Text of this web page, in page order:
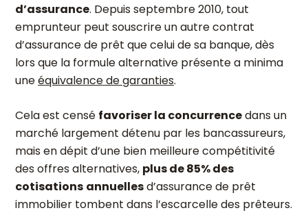
d’assurance. Depuis septembre 2010, tout
emprunteur peut souscrire un autre contrat
d’assurance de prêt que celui de sa banque, dès
lors que la formule alternative présente a minima
uneéquivalence de garanties.
Cela est censé favoriser la concurrencedans un
marché largement détenu par les bancassureurs,
mais en dépit d’une bien meilleure compétitivité
des offres alternatives, plus de 85% des
cotisations annuellesd’assurance de prêt
immobilier tombent dans l’escarcelle des prêteurs.